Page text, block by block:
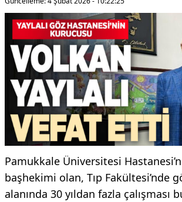
Pamukkale Üniversitesi
başhekimi olan, Tıp Fakültesi’nde
alanında 30 yıldan fazla çalışması